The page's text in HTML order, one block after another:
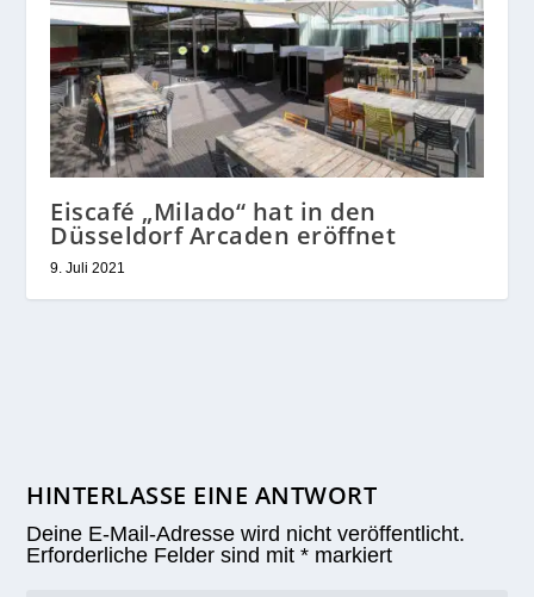
Eiscafé „Milado“ hat in den
Düsseldorf Arcaden eröffnet
9. Juli 2021
HINTERLASSE EINE ANTWORT
Deine E-Mail-Adresse wird nicht veröffentlicht.
Erforderliche Felder sind mit* markiert